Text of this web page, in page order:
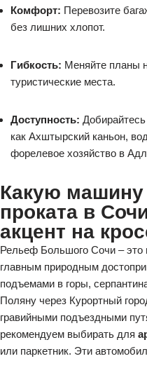
Комфорт: Перевозите
без лишних хлопот.
Гибкость: Меняйте планы
туристические места.
Доступность:
как Ахштырский каньон,
форелевое хозяйство в
Какую
проката в
акцент на
Рельеф Большого Сочи – это
главным природным
подъемами в горы,
Поляну через Курортный
гравийными подъездными
рекомендуем выбирать для
или паркетник. Эти